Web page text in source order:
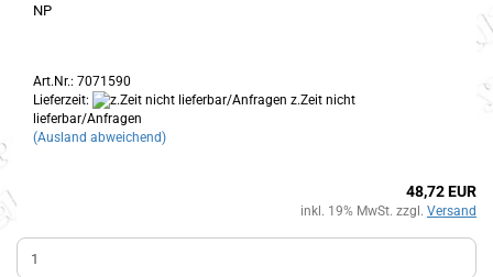
NP
Art.Nr.: 7071590
Lieferzeit:
z.Zeit nicht
lieferbar/Anfragen
(Ausland abweichend)
48,72 EUR
inkl. 19% MwSt. zzgl. Versand